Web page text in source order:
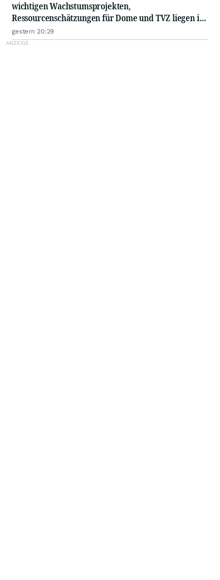
wichtigen Wachstumsprojekten,
Ressourcenschätzungen für Dome und TVZ liegen im
Zeitplan für Ende 2026
gestern 20:29